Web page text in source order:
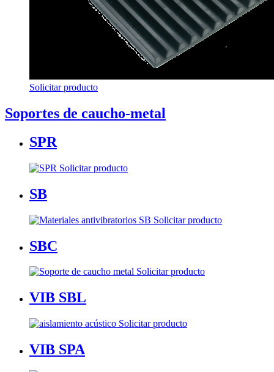
Solicitar producto
Soportes de caucho-metal
SPR
Solicitar producto
SB
Solicitar producto
SBC
Solicitar producto
VIB SBL
Solicitar producto
VIB SPA